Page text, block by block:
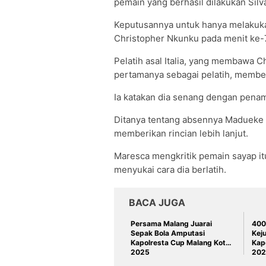
Keputusannya untuk hanya
Christopher Nkunku pada menit
Pelatih asal Italia, yang membawa
pertamanya sebagai pelatih,
Ia katakan dia senang dengan
Ditanya tentang absennya
memberikan rincian lebih lanjut.
Maresca mengkritik pemain sayap
menyukai cara dia berlatih.
BACA JUGA
Persama Malang Juarai
Sepak Bola Amputasi
Kapolresta Cup Malang Kota
2025